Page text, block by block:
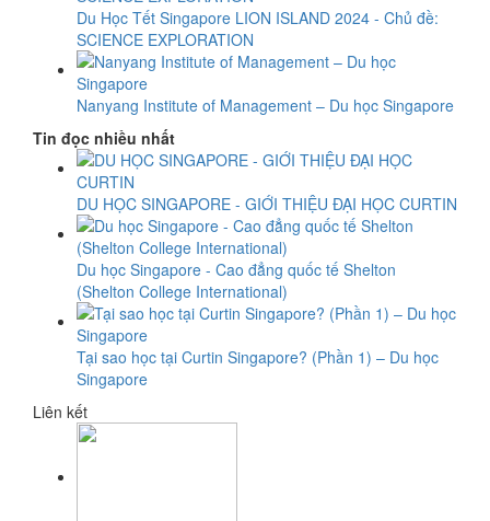
Du Học Tết Singapore LION ISLAND 2024 - Chủ đề:
SCIENCE EXPLORATION
​Nanyang Institute of Management – Du học Singapore
Tin đọc nhiều nhất
DU HỌC SINGAPORE - GIỚI THIỆU ĐẠI HỌC CURTIN
Du học Singapore - Cao đẳng quốc tế Shelton
(Shelton College International)
Tại sao học tại Curtin Singapore? (Phần 1) – Du học
Singapore
Liên kết